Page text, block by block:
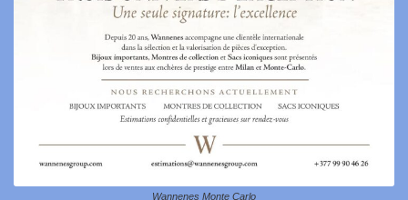
Wannenes Monte Carlo